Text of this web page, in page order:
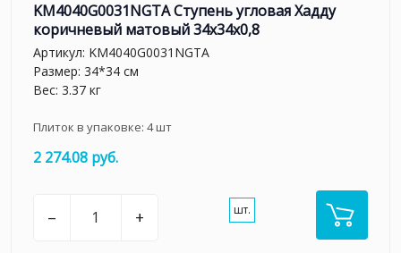
KM4040G0031NGTA Ступень угловая Хадду
коричневый матовый 34x34x0,8
Артикул: KM4040G0031NGTA
Размер: 34*34 см
Вес: 3.37 кг
Плиток в упаковке: 4шт
2 274.08 руб.
– + шт.